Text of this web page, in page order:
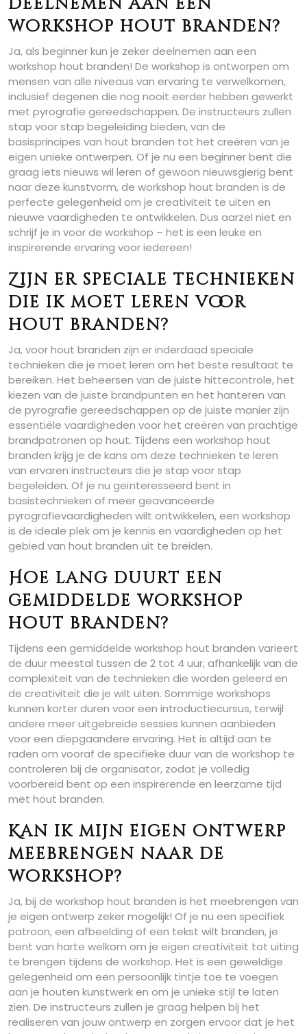
workshop hout branden?
Ja, als beginner kun je zeker deelnemen aan een
workshop hout branden! De workshop is ontworpen om
mensen van alle niveaus van ervaring te verwelkomen,
inclusief degenen die nog nooit eerder hebben gewerkt
met pyrografie gereedschappen. De instructeurs zullen
stap voor stap begeleiding bieden, van de
basisprincipes van hout branden tot het creëren van je
eigen unieke ontwerpen. Of je nu een beginner bent die
graag iets nieuws wil leren of gewoon nieuwsgierig bent
naar deze kunstvorm, de workshop hout branden is de
perfecte gelegenheid om je creativiteit te uiten en
nieuwe vaardigheden te ontwikkelen. Dus aarzel niet en
schrijf je in voor de workshop – het is een leuke en
inspirerende ervaring voor iedereen!
Zijn er speciale technieken
die ik moet leren voor
hout branden?
Ja, voor hout branden zijn er inderdaad speciale
technieken die je moet leren om het beste resultaat te
bereiken. Het beheersen van de juiste hittecontrole, het
kiezen van de juiste brandpunten en het hanteren van
de pyrografie gereedschappen op de juiste manier zijn
essentiële vaardigheden voor het creëren van prachtige
brandpatronen op hout. Tijdens een workshop hout
branden krijg je de kans om deze technieken te leren
van ervaren instructeurs die je stap voor stap
begeleiden. Of je nu geïnteresseerd bent in
basistechnieken of meer geavanceerde
pyrografievaardigheden wilt ontwikkelen, een workshop
is de ideale plek om je kennis en vaardigheden op het
gebied van hout branden uit te breiden.
Hoe lang duurt een
gemiddelde workshop
hout branden?
Tijdens een gemiddelde workshop hout branden varieert
de duur meestal tussen de 2 tot 4 uur, afhankelijk van de
complexiteit van de technieken die worden geleerd en
de creativiteit die je wilt uiten. Sommige workshops
kunnen korter duren voor een introductiecursus, terwijl
andere meer uitgebreide sessies kunnen aanbieden
voor een diepgaandere ervaring. Het is altijd aan te
raden om vooraf de specifieke duur van de workshop te
controleren bij de organisator, zodat je volledig
voorbereid bent op een inspirerende en leerzame tijd
met hout branden.
Kan ik mijn eigen ontwerp
meebrengen naar de
workshop?
Ja, bij de workshop hout branden is het meebrengen van
je eigen ontwerp zeker mogelijk! Of je nu een specifiek
patroon, een afbeelding of een tekst wilt branden, je
bent van harte welkom om je eigen creativiteit tot uiting
te brengen tijdens de workshop. Het is een geweldige
gelegenheid om een persoonlijk tintje toe te voegen
aan je houten kunstwerk en om je unieke stijl te laten
zien. De instructeurs zullen je graag helpen bij het
realiseren van jouw ontwerp en zorgen ervoor dat je het